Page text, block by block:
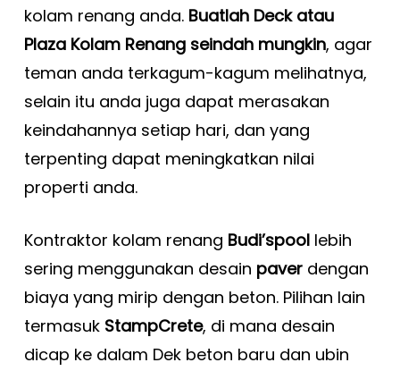
kolam renang anda. Buatlah Deck atau
Plaza Kolam Renang seindah mungkin, agar
teman anda terkagum-kagum melihatnya,
selain itu anda juga dapat merasakan
keindahannya setiap hari, dan yang
terpenting dapat meningkatkan nilai
properti anda.
Kontraktor kolam renang Budi’spoollebih
sering menggunakan desain paverdengan
biaya yang mirip dengan beton. Pilihan lain
termasuk StampCrete, di mana desain
dicap ke dalam Dek beton baru dan ubin